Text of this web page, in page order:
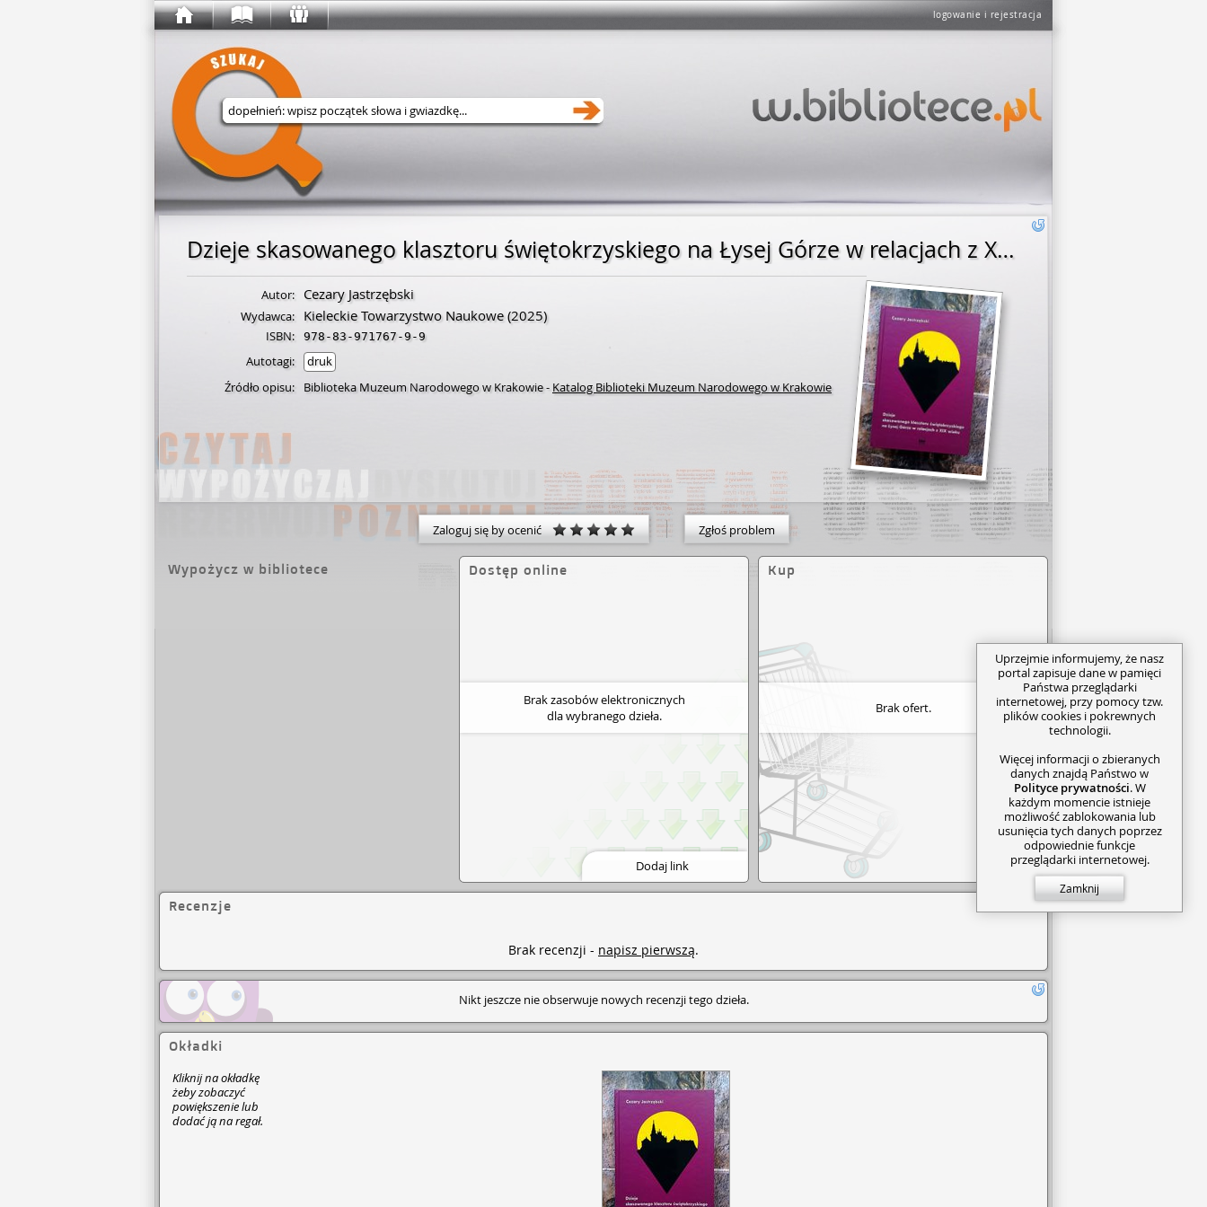
logowanie i rejestracja
Wyszukaj w serwisie
Dzieje skasowanego klasztoru świętokrzyskiego na Łysej Górze w relacjach z XIX wieku
Autor: Cezary Jastrzębski
Wydawca: Kieleckie Towarzystwo Naukowe(2025)
ISBN: 978-83-971767-9-9
Autotagi:
druk
Źródło opisu:
Biblioteka Muzeum Narodowego w Krakowie- Katalog Biblioteki Muzeum Narodowego w Krakowie
Zaloguj się by ocenić Zgłoś problem
Wypożycz w bibliotece Dostęp online
Brak zasobów elektronicznych
dla wybranego dzieła.
Dodaj link
Kup
Brak ofert.
Recenzje
Brak recenzji - napisz pierwszą.
Nikt jeszcze nie obserwuje nowych recenzji tego dzieła.
Okładki
Kliknij na okładkę
żeby zobaczyć
powiększenie lub
dodać ją na regał.
Uprzejmie informujemy, że nasz
portal zapisuje dane w pamięci
Państwa przeglądarki
internetowej, przy pomocy tzw.
plików cookies i pokrewnych
technologii.
Więcej informacji o zbieranych
danych znajdą Państwo w
Polityce prywatności. W
każdym momencie istnieje
możliwość zablokowania lub
usunięcia tych danych poprzez
odpowiednie funkcje
przeglądarki internetowej.
Zamknij